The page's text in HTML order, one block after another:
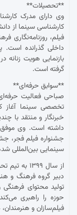
**تحصیلات**
وی دارای مدرک
کارشناسی سینما از
فیلم، روزنامه‌نگاری
داخلی گذرانده است.
بازنمایی هویت زنانه
گرفته است.
**سوابق حرفه‌ای**
تخصصی سینما آغاز
خبرنگار و منتقد با
داشته است. وی
جشنواره فیلم فجر،
سینمایی بین‌المللی
از سال
دبیر گروه فرهنگ و
تولید محتوای
حوزه را راهبری
فیلم‌سازان و